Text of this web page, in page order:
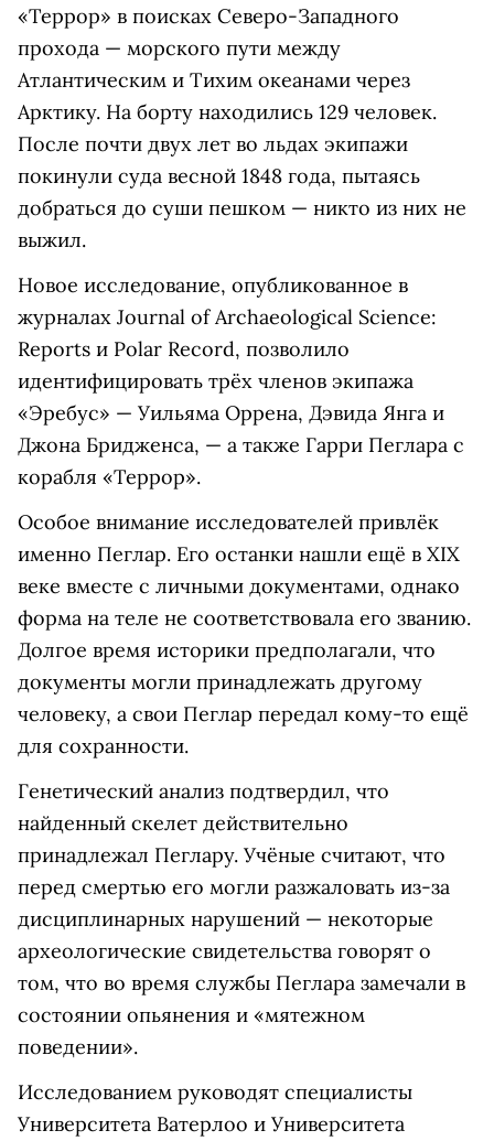
«Террор» в поисках Северо-Западного
прохода — морского пути между
Атлантическим и Тихим океанами через
Арктику. На борту находились 129 человек.
После почти двух лет во льдах экипажи
покинули суда весной 1848 года, пытаясь
добраться до суши пешком — никто из них не
выжил.
Новое исследование, опубликованное в
журналах Journal of Archaeological Science:
Reports и Polar Record, позволило
идентифицировать трёх членов экипажа
«Эребус» — Уильяма Оррена, Дэвида Янга и
Джона Бридженса, — а также Гарри Пеглара с
корабля «Террор».
Особое внимание исследователей привлёк
именно Пеглар. Его останки нашли ещё в XIX
веке вместе с личными документами, однако
форма на теле не соответствовала его званию.
Долгое время историки предполагали, что
документы могли принадлежать другому
человеку, а свои Пеглар передал кому-то ещё
для сохранности.
Генетический анализ подтвердил, что
найденный скелет действительно
принадлежал Пеглару. Учёные считают, что
перед смертью его могли разжаловать из-за
дисциплинарных нарушений — некоторые
археологические свидетельства говорят о
том, что во время службы Пеглара замечали в
состоянии опьянения и «мятежном
поведении».
Исследованием руководят специалисты
Университета Ватерлоо и Университета